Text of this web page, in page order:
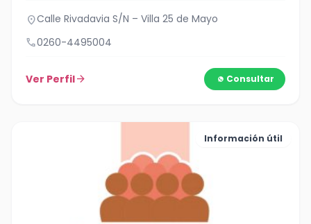
location_onCalle Rivadavia S/N – Villa 25 de Mayo
call0260-4495004
Ver Perfilarrow_forward Consultar
Información útil